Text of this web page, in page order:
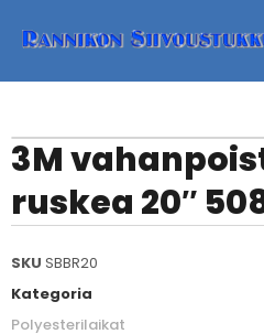
3M
ruskea 20″
SKU SBBR20
Kategoria
Polyesterilaikat